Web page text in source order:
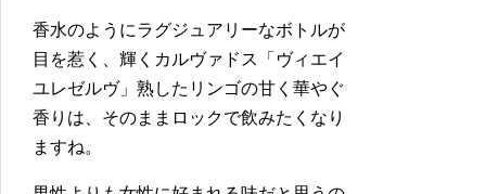
香水のようにラグジュアリーなボトルが
目を惹く、輝くカルヴァドス「ヴィエイ
ユレゼルヴ」熟したリンゴの甘く華やぐ
香りは、そのままロックで飲みたくなり
ますね。